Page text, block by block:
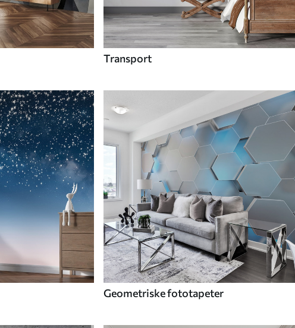
Transport
Geometriske fototapeter